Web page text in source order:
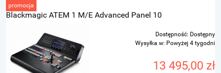
Blackmagic ATEM 1 M/E Advanced Panel 10
Dostępność: Dostępny
Wysyłka w: Powyżej 4 tygodni
13 495,00 zł
promocja